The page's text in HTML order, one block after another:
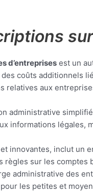
d’entreprises est un
coûts additionnels
relatives aux
administrative
informations
innovantes, inclut un
sur les
administrative des
les petites et